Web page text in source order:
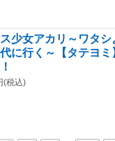
少女アカリ～ワタ
に行く～【タテヨ
(税込)